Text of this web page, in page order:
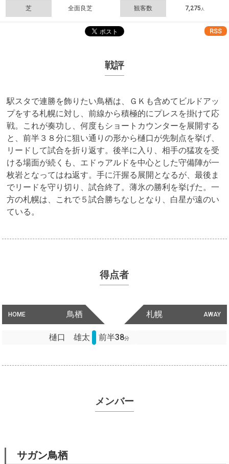
芝 全面良芝 観客数 7,275 人
RSS
戦評
駅スタで連勝を飾りたい鳥栖は、ＧＫも含めてビルドアッ
プをする札幌に対し、前線から積極的にプレスを掛けて応
戦。これが奏功し、何度もショートカウンターを展開する
と、前半３８分に狙い通りの形から樋口が先制点を挙げ、
リードして試合を折り返す。後半に入り、相手の猛攻を受
ける場面が続くも、エドゥアルドを中心とした守備陣が一
枚岩となってはね返す。手に汗握る展開となるが、最後ま
でリードを守り切り、試合終了。薄氷の勝利を挙げた。一
方の札幌は、これで５試合勝ちなしとなり、白星が遠のい
ている。
得点者
HOME 鳥栖 AWAY
札幌
樋口 雄太 前半38分
メンバー
サガン鳥栖